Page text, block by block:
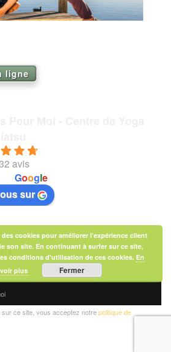
ligne
Pour Moi - Centre de Yoga
avis
Google
sur
ce site, vous acceptez notrepolitique de
cookies pour améliorer l'expérience client
son site. En continuant à surfer sur ce site,
conditions d'utilisation de ces cookies. En
plus
Fermer